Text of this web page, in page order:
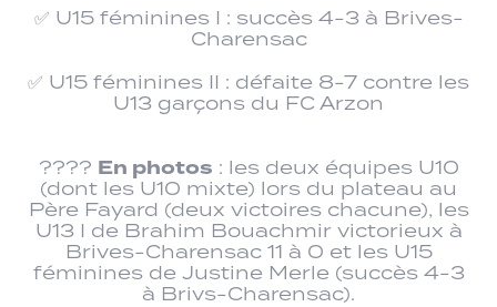
✅ U15 féminines I : succès 4-3 à Brives-
Charensac
✅ U15 féminines II : défaite 8-7 contre les
U13 garçons du FC Arzon
???? En photos : les deux équipes U10
(dont les U10 mixte) lors du plateau au
Père Fayard (deux victoires chacune), les
U13 I de Brahim Bouachmir victorieux à
Brives-Charensac 11 à 0 et les U15
féminines de Justine Merle (succès 4-3
à Brivs-Charensac).